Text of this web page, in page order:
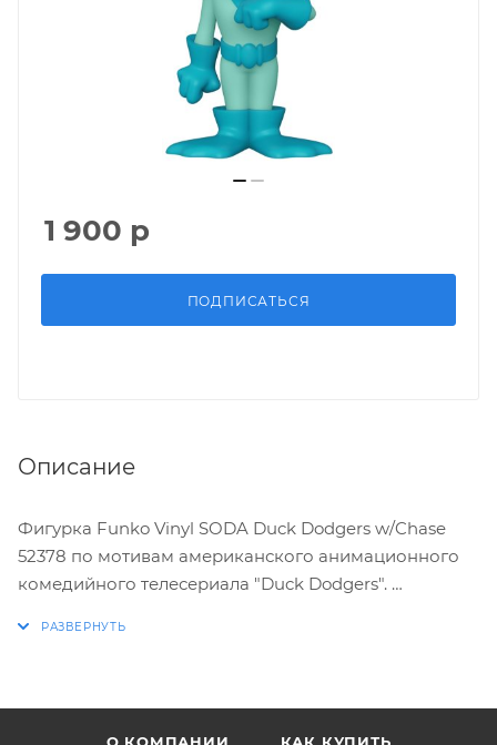
1 900 р
ПОДПИСАТЬСЯ
Описание
Фигурка Funko Vinyl SODA Duck Dodgers w/Chase
52378 по мотивам американского анимационного
комедийного телесериала "Duck Dodgers".